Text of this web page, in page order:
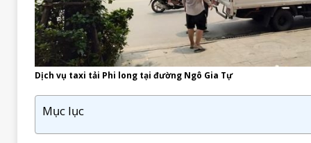
Dịch vụ taxi tải Phi long tại đường Ngô Gia Tự
Mục lục